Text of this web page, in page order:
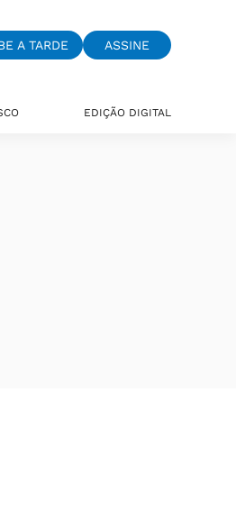
A TARDE ASSINE
EDIÇÃO DIGITAL